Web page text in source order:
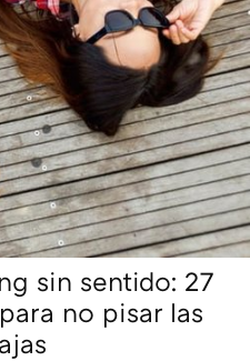
sin sentido: 27
no pisar las